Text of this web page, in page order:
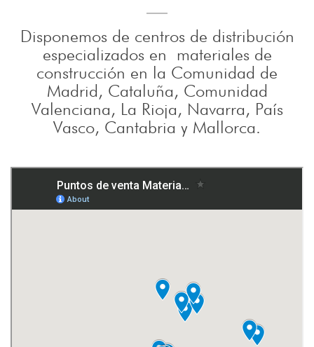
Disponemos de centros de distribución
especializados en materiales de
construcción en la Comunidad de
Madrid, Cataluña, Comunidad
Valenciana, La Rioja, Navarra, País
Vasco, Cantabria y Mallorca.